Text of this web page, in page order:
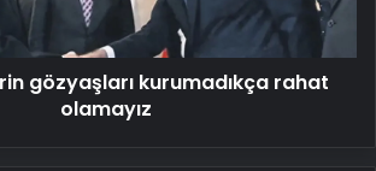
gözyaşları kurumadıkça rahat
olamayız